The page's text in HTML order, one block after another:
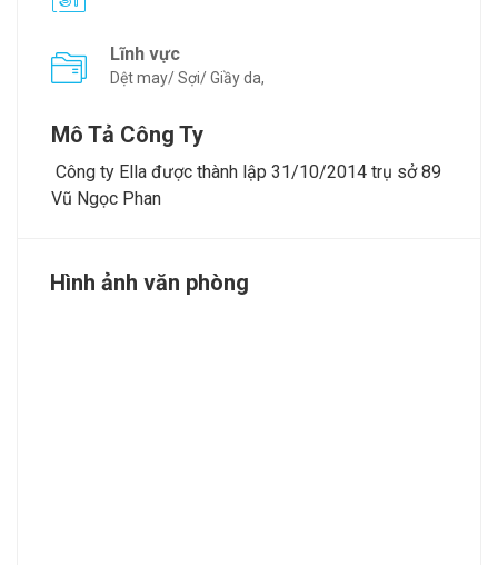
Lĩnh vực
Dệt may/ Sợi/ Giầy da,
Mô Tả Công Ty
Công ty Ella được thành lập 31/10/2014 trụ sở 89
Vũ Ngọc Phan
Hình ảnh văn phòng